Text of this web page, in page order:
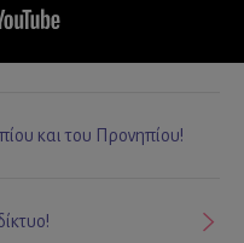
και του Προνηπίου!